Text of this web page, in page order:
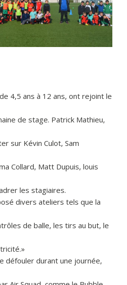
4,5 ans à 12 ans, ont rejoint le
de stage. Patrick Mathieu,
sur Kévin Culot, Sam
Collard, Matt Dupuis, louis
les stagiaires.
divers ateliers tels que la
de balle, les tirs au but, le
défouler durant une journée,